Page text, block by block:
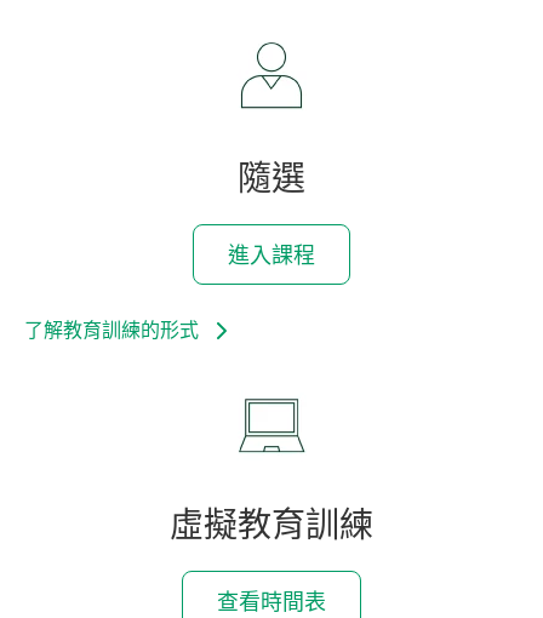
隨選
進入課程
了解教育訓練的形式
虛擬教育訓練
查看時間表